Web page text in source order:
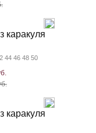
каракуля
44 46 48 50
каракуля